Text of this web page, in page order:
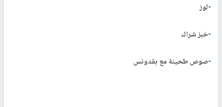
-لوز
-خبز شراك
-صوص طحينة مع بقدونس